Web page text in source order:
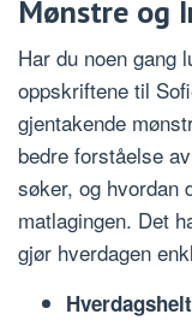
Mønstre og
Har du noen gang
oppskriftene til
gjentakende
bedre forståelse
søker, og hvordan
matlagingen. Det
gjør hverdagen